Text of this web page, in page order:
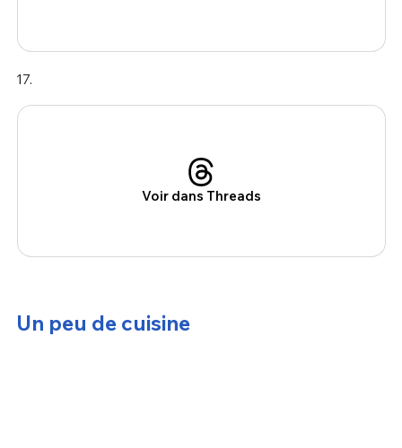
17.
Voir dans Threads
Un peu de cuisine